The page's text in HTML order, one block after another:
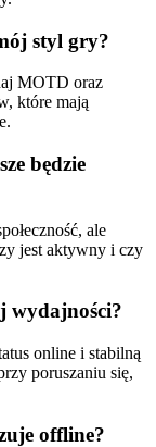
styl gry?
MOTD oraz
które mają
będzie
ale
jest aktywny i czy
wydajności?
online i stabilną
poruszaniu się,
offline?